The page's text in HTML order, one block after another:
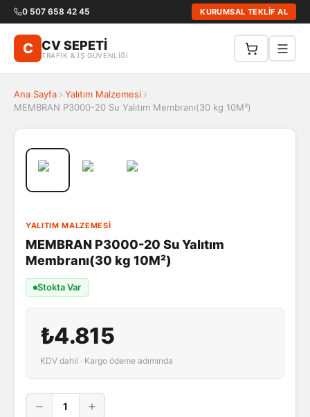
0 507 658 42 45 KURUMSAL TEKLİF AL
C CV SEPETİ
TRAFİK & İŞ GÜVENLİĞİ
Ana Sayfa
Yalıtım Malzemesi
MEMBRAN P3000-20 Su Yalıtım Membranı(30 kg 10M²)
YALITIM MALZEMESI
MEMBRAN P3000-20 Su Yalıtım
Membranı(30 kg 10M²)
Stokta Var
₺4.815
KDV dahil · Kargo ödeme adımında
1